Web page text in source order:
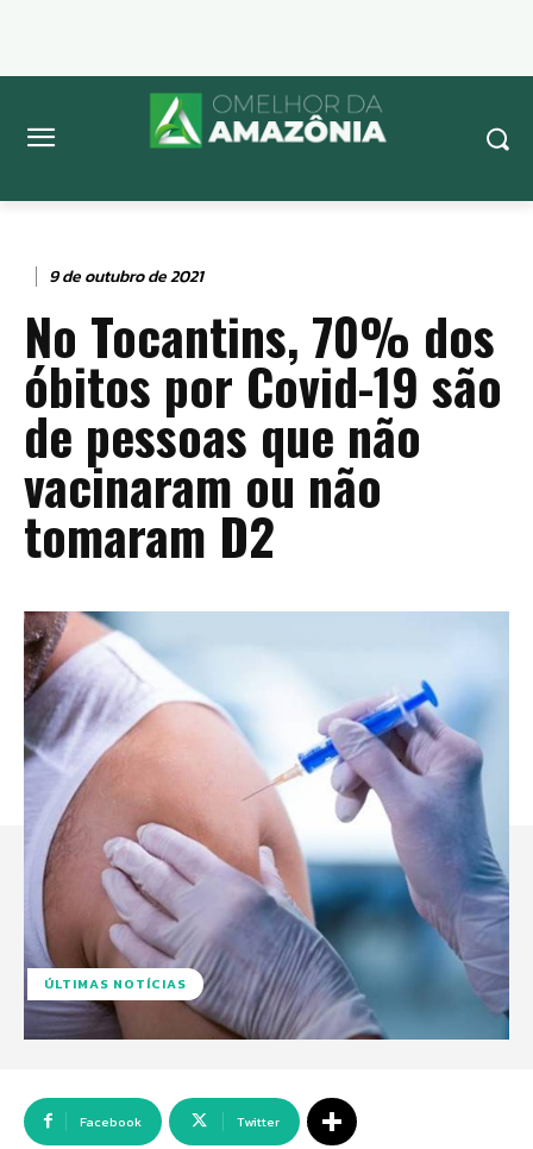
9 de outubro de 2021
No Tocantins, 70% dos
óbitos por Covid-19 são
de pessoas que não
vacinaram ou não
tomaram D2
ÚLTIMAS NOTÍCIAS
Facebook Twitter